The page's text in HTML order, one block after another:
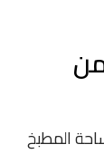
المطبخ